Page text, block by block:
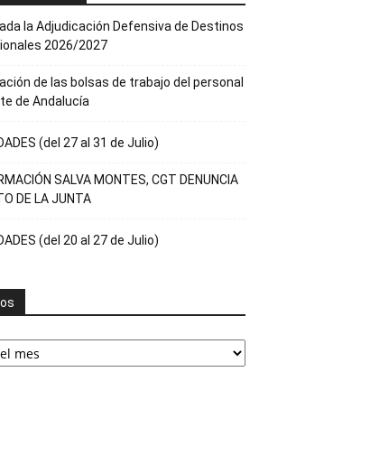
la Adjudicación Defensiva de Destinos
2026/2027
de las bolsas de trabajo del personal
de Andalucía
(del 27 al 31 de Julio)
SALVA MONTES, CGT DENUNCIA
DE LA JUNTA
(del 20 al 27 de Julio)